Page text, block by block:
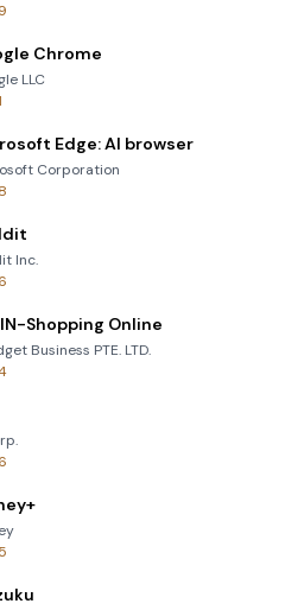
Chrome
LLC
Edge: AI browser
Corporation
Inc.
Shopping Online
Business PTE. LTD.